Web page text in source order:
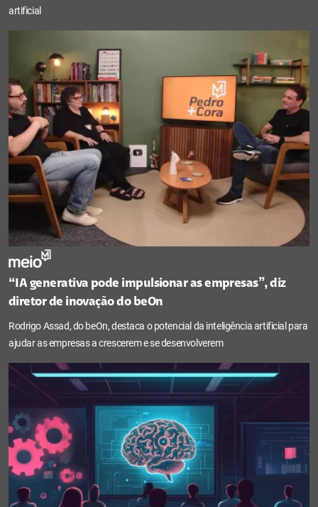
artificial
“IA generativa pode impulsionar as empresas”, diz
diretor de inovação do beOn
Rodrigo Assad, do beOn, destaca o potencial da inteligência artificial para
ajudar as empresas a crescerem e se desenvolverem